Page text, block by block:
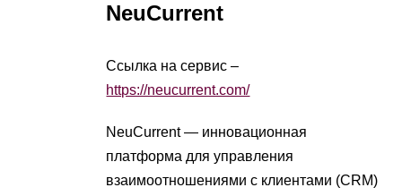
NeuCurrent
Ссылка на сервис –
https://neucurrent.com/
NeuCurrent — инновационная
платформа для управления
взаимоотношениями с клиентами (CRM)